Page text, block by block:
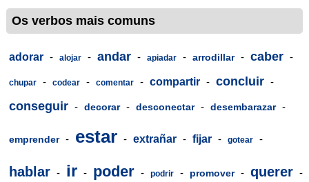
Os verbos mais comuns
adorar - alojar - andar - apiadar - arrodillar - caber -
chupar - codear - comentar - compartir - concluir -
conseguir - decorar - desconectar - desembarazar -
emprender - estar - extrañar - fijar - gotear -
hablar - ir - poder - podrir - promover - querer -